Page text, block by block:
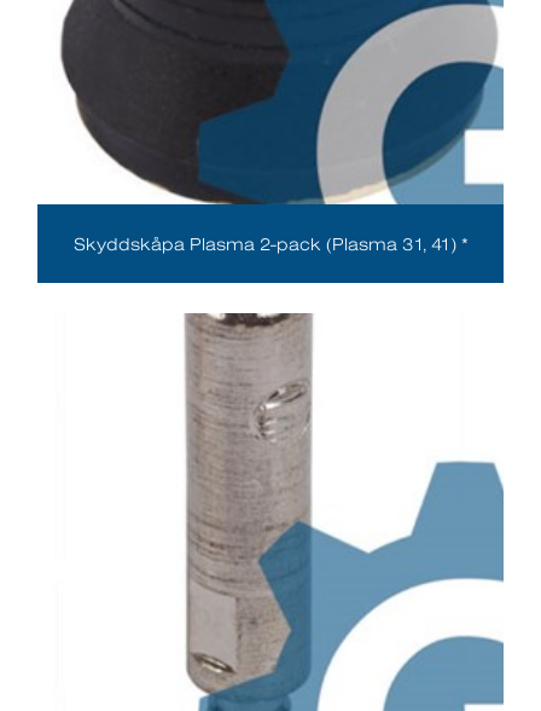
Skyddskåpa Plasma 2-pack (Plasma 31, 41) *